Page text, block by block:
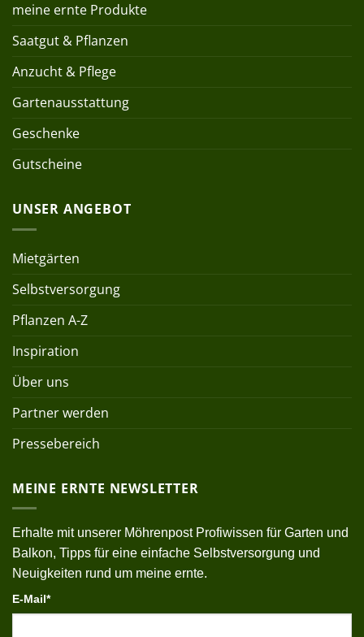
meine ernte Produkte
Saatgut & Pflanzen
Anzucht & Pflege
Gartenausstattung
Geschenke
Gutscheine
UNSER ANGEBOT
Mietgärten
Selbstversorgung
Pflanzen A-Z
Inspiration
Über uns
Partner werden
Pressebereich
MEINE ERNTE NEWSLETTER
Erhalte mit unserer Möhrenpost Profiwissen für Garten und
Balkon, Tipps für eine einfache Selbstversorgung und
Neuigkeiten rund um meine ernte.
E-Mail*